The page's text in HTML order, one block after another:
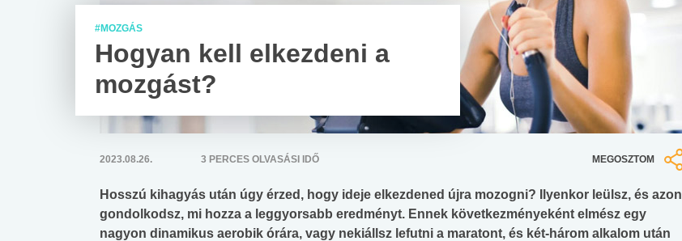
#MOZGÁS
Hogyan kell elkezdeni a
mozgást?
2023.08.26. 3 PERCES OLVASÁSI IDŐ MEGOSZTOM
Hosszú kihagyás után úgy érzed, hogy ideje elkezdened újra mozogni? Ilyenkor leülsz, és azon
gondolkodsz, mi hozza a leggyorsabb eredményt. Ennek következményeként elmész egy
nagyon dinamikus aerobik órára, vagy nekiállsz lefutni a maratont, és két-három alkalom után